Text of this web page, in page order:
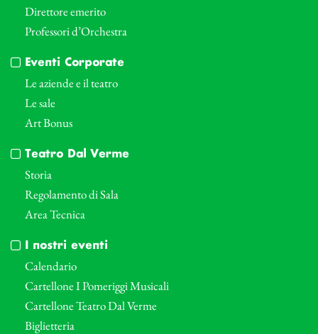
Direttore emerito
Professori d’Orchestra
Eventi Corporate
Le aziende e il teatro
Le sale
Art Bonus
Teatro Dal Verme
Storia
Regolamento di Sala
Area Tecnica
I nostri eventi
Calendario
Cartellone I Pomeriggi Musicali
Cartellone Teatro Dal Verme
Biglietteria